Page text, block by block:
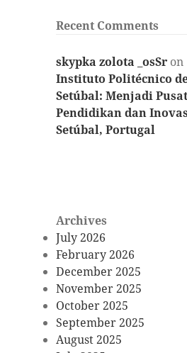
Recent Comments
skypka zolota _osSr on
Instituto Politécnico
Setúbal: Menjadi Pusat
Pendidikan dan
Setúbal, Portugal
Archives
July 2026
February 2026
December 2025
November 2025
October 2025
September 2025
August 2025